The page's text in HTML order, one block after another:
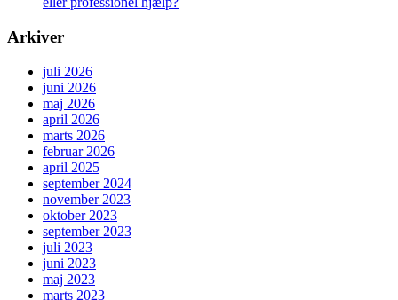
Arkiver
juli 2026
juni 2026
maj 2026
april 2026
marts 2026
februar 2026
april 2025
september 2024
november 2023
oktober 2023
september 2023
juli 2023
juni 2023
maj 2023
marts 2023